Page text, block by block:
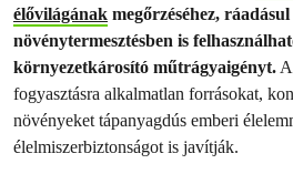
élővilágának megőrzéséhez,
növénytermesztésben is
környezetkárosító műtrágyaigényt.
fogyasztásra alkalmatlan forrásokat,
növényeket tápanyagdús emberi
élelmiszerbiztonságot is javítják.